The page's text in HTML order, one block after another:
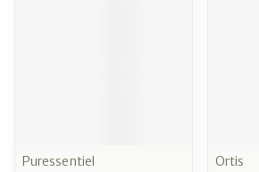
Puressentiel
Ortis